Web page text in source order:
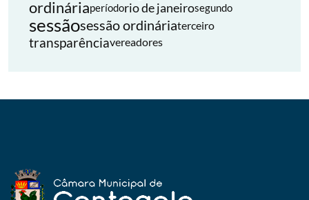
ordináriaperíodorio de janeirosegundo
sessãosessão ordináriaterceiro
transparênciavereadores